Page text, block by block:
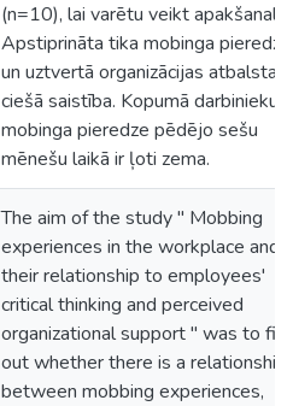
(n=10), lai varētu veikt
Apstiprināta tika mobinga
un uztvertā organizācijas atbalsta
ciešā saistība. Kopumā darbinieku
mobinga pieredze pēdējo sešu
mēnešu laikā ir ļoti zema.
The aim of the study " Mobbing
experiences in the workplace and
their relationship to employees'
critical thinking and perceived
organizational support " was to
out whether there is a relationship
between mobbing experiences,